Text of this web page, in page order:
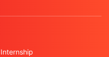
Internship